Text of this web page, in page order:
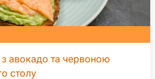
з авокадо та червоною
столу